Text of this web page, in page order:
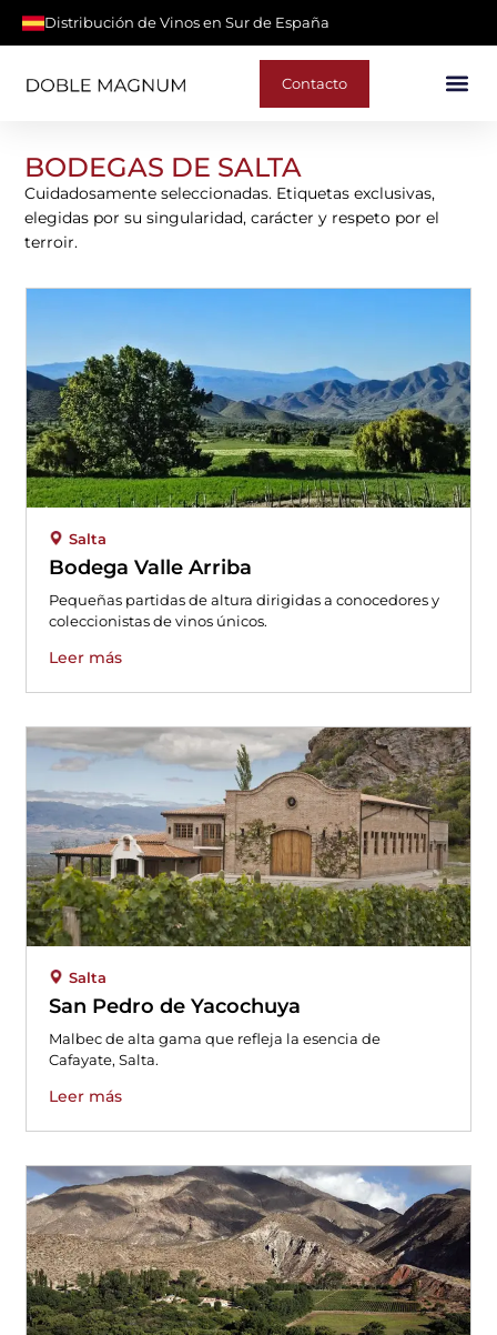
Distribución de Vinos en Sur de España
Contacto
BODEGAS DE SALTA
Cuidadosamente seleccionadas. Etiquetas exclusivas,
elegidas por su singularidad, carácter y respeto por el
terroir.
Salta
Bodega Valle Arriba
Pequeñas partidas de altura dirigidas a conocedores y
coleccionistas de vinos únicos.
Leer más
Salta
San Pedro de Yacochuya
Malbec de alta gama que refleja la esencia de
Cafayate, Salta.
Leer más